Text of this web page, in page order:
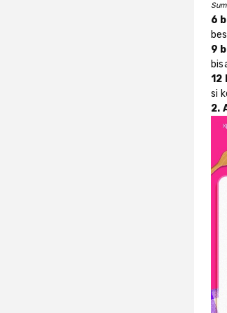
6
9
12
si
2.